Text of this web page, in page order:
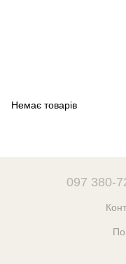
Немає товарів
097 380-